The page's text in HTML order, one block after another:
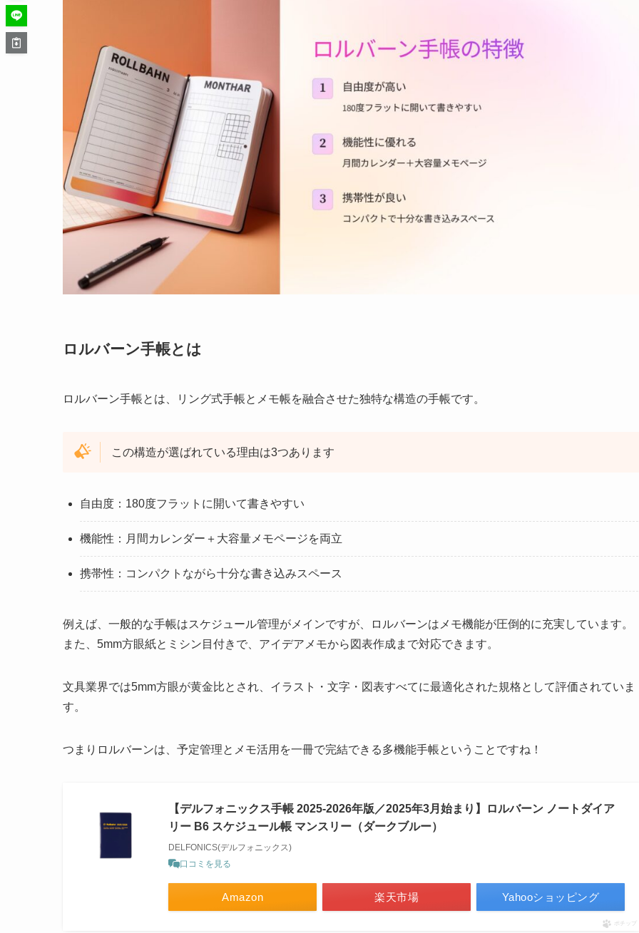
ロルバーン手帳とは
ロルバーン手帳とは、リング式手帳とメモ帳を融合させた独特な構造の手帳です。
この構造が選ばれている理由は3つあります
自由度：180度フラットに開いて書きやすい
機能性：月間カレンダー＋大容量メモページを両立
携帯性：コンパクトながら十分な書き込みスペース
例えば、一般的な手帳はスケジュール管理がメインですが、ロルバーンはメモ機能が圧倒的に充実しています。
また、5mm方眼紙とミシン目付きで、アイデアメモから図表作成まで対応できます。
文具業界では5mm方眼が黄金比とされ、イラスト・文字・図表すべてに最適化された規格として評価されていま
す。
つまりロルバーンは、予定管理とメモ活用を一冊で完結できる多機能手帳ということですね！
【デルフォニックス手帳 2025-2026年版／2025年3月始まり】ロルバーン ノートダイア
リー B6 スケジュール帳 マンスリー（ダークブルー）
DELFONICS(デルフォニックス)
口コミを見る
Amazon 楽天市場 Yahooショッピング
ポチップ